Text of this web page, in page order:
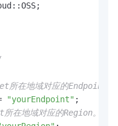
所在地域对应的Endpoint
"yourEndpoint" ;
在地域对应的Region。以